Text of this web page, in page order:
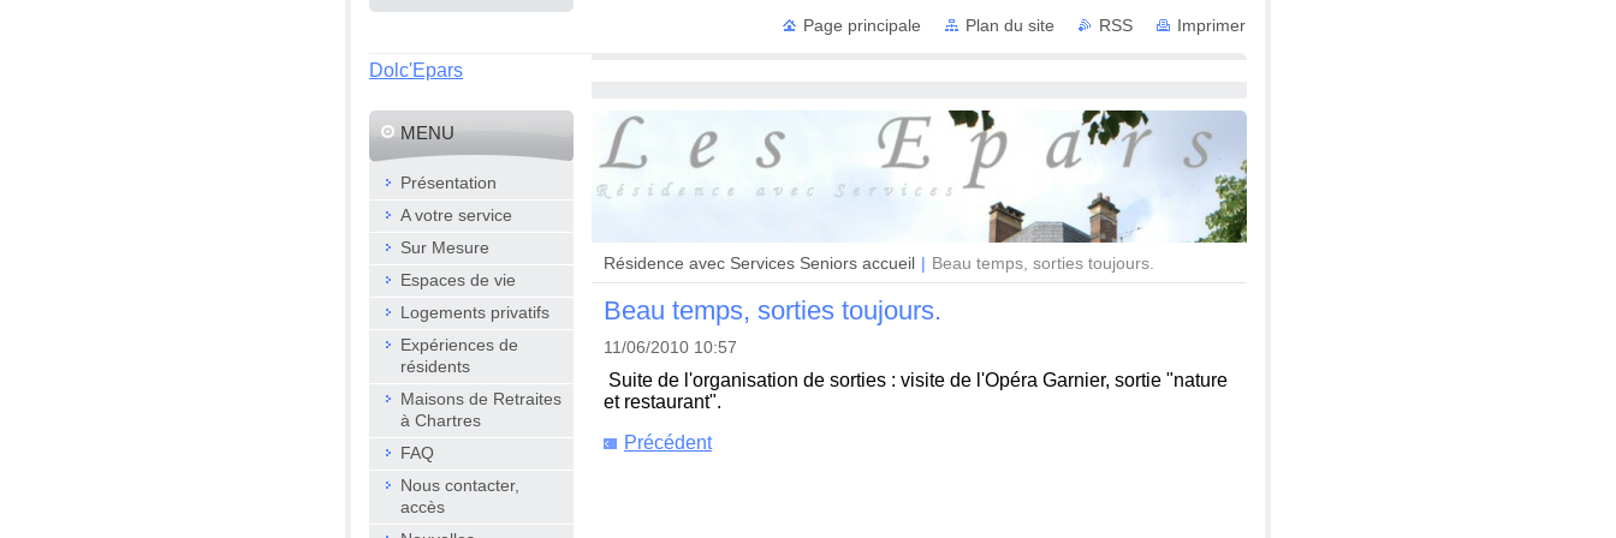
Dolc'Epars
Résidence avec Services
Résidence avec Services Seniors accueil Beau temps, sorties toujours.
Beau temps, sorties toujours.
11/06/2010 10:57
Suite de l'organisation de sorties : visite de l'Opéra Garnier, sortie "nature
et restaurant".
Précédent
MENU
Présentation
A votre service
Sur Mesure
Espaces de vie
Logements privatifs
Expériences de
résidents
Maisons de Retraites
à Chartres
FAQ
Nous contacter,
accès
Page principale Plan du site RSS Imprimer